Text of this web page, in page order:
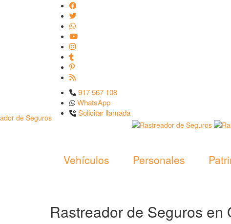
917 567 108
WhatsApp
Solicitar llamada
Vehículos Personales
Rastreador de Seguros en